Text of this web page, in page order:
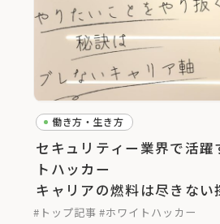
働き方・生き方
セキュリティー業界で活躍
トハッカー
キャリアの燃料は尽きない
#トップ記事 #ホワイトハッカー